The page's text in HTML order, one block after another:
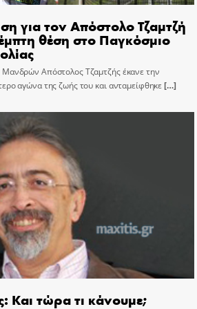
για τον Απόστολο Τζαμτζή
θέση στο Παγκόσμιο
Απόστολος Τζαμτζής έκανε την
αγώνα της ζωής του και ανταμείφθηκε[…]
Και τώρα τι κάνουμε;